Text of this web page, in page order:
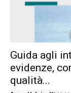
Guida agli
evidenze,
qualità...